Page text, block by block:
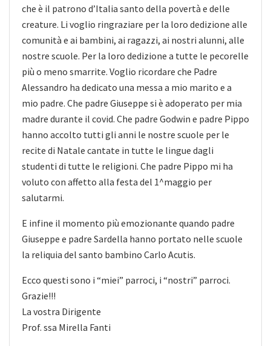
che è il patrono d’Italia santo della povertà e delle
creature. Li voglio ringraziare per la loro dedizione alle
comunità e ai bambini, ai ragazzi, ai nostri alunni, alle
nostre scuole. Per la loro dedizione a tutte le pecorelle
più o meno smarrite. Voglio ricordare che Padre
Alessandro ha dedicato una messa a mio marito e a
mio padre. Che padre Giuseppe si è adoperato per mia
madre durante il covid. Che padre Godwin e padre Pippo
hanno accolto tutti gli anni le nostre scuole per le
recite di Natale cantate in tutte le lingue dagli
studenti di tutte le religioni. Che padre Pippo mi ha
voluto con affetto alla festa del 1^maggio per
salutarmi.
E infine il momento più emozionante quando padre
Giuseppe e padre Sardella hanno portato nelle scuole
la reliquia del santo bambino Carlo Acutis.
Ecco questi sono i “miei” parroci, i “nostri” parroci.
Grazie!!!
La vostra Dirigente
Prof. ssa Mirella Fanti